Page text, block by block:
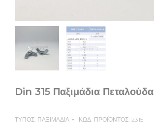
Din 315 Παξιμάδια Πεταλούδα
ΤΥΠΟΣ: ΠΑΞΙΜΑΔΙΑ ΚΩΔ. ΠΡΟΪΟΝΤΟΣ: 2315